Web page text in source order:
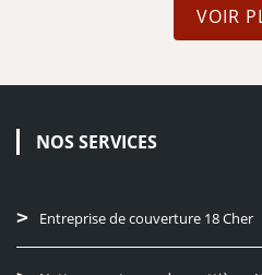
VOIR
NOS SERVICES
Entreprise de couverture 18 Cher